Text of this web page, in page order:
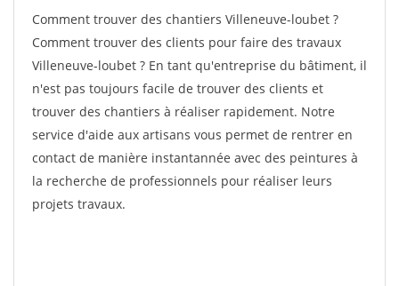
Comment trouver des chantiers Villeneuve-loubet ?
Comment trouver des clients pour faire des travaux
Villeneuve-loubet ? En tant qu'entreprise du bâtiment, il
n'est pas toujours facile de trouver des clients et
trouver des chantiers à réaliser rapidement. Notre
service d'aide aux artisans vous permet de rentrer en
contact de manière instantannée avec des peintures à
la recherche de professionnels pour réaliser leurs
projets travaux.